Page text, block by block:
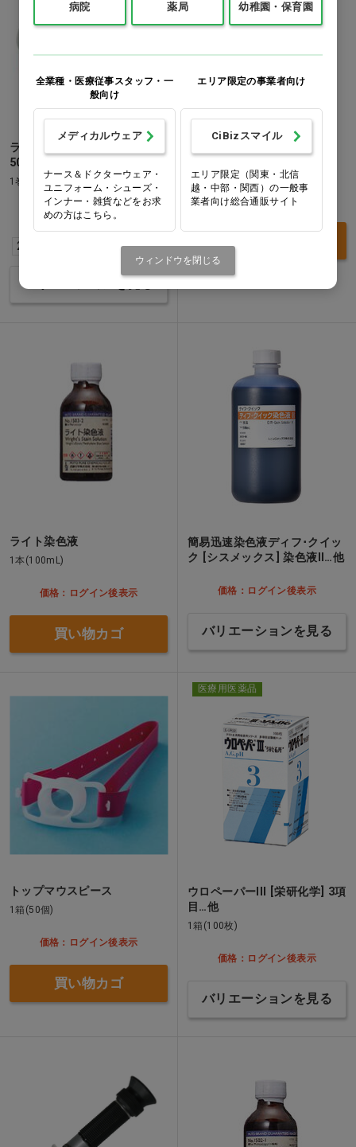
ラボピタ [アグリス]
50mm×30m…他
1巻
価格：ログイン後表示
20mm×30m 50mm×30m
バリエーションを見る
価格：ログイン後表示
ライト染色液
1本(100mL)
価格：ログイン後表示
買い物カゴ
簡易迅速染色液ディフ･クイッ
ク [シスメックス] 染色液II…他
価格：ログイン後表示
バリエーションを見る
トップマウスピース
1箱(50個)
価格：ログイン後表示
買い物カゴ
医療用医薬品
ウロペーパーIII [栄研化学] 3項
目…他
1箱(100枚)
価格：ログイン後表示
バリエーションを見る
病院 薬局 幼稚園・保育園
全業種・医療従事スタッフ・一
般向け
メディカルウェア
ナース＆ドクターウェア・
ユニフォーム・シューズ・
インナー・雑貨などをお求
めの方はこちら。
エリア限定の事業者向け
CiBizスマイル
エリア限定（関東・北信
越・中部・関西）の一般事
業者向け総合通販サイト
ウィンドウを閉じる